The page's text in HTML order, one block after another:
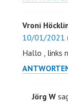
Vroni
10/01/2021
Hallo , links
Jörg W